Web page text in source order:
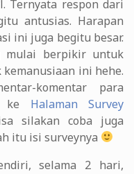
Ternyata respon dari
antusias. Harapan
ini juga begitu besar.
mulai berpikir untuk
ini hehe.
komentar para
ke Halaman Survey
silakan coba juga
itu isi surveynya
selama 2 hari,